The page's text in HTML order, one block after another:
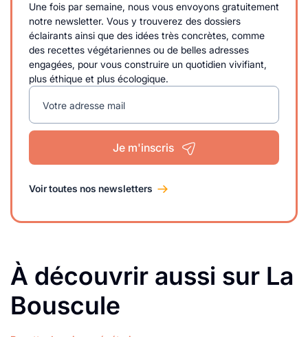
Une fois par semaine, nous vous envoyons gratuitement
notre newsletter. Vous y trouverez des dossiers
éclairants ainsi que des idées très concrètes, comme
des recettes végétariennes ou de belles adresses
engagées, pour vous construire un quotidien vivifiant,
plus éthique et plus écologique.
Votre adresse mail
Je m'inscris
Voir toutes nos newsletters
À découvrir aussi sur La
Bouscule